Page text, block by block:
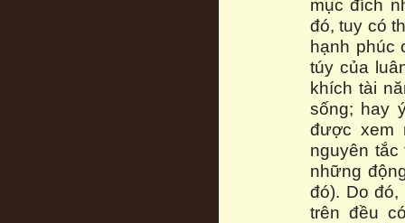
mục đích
đó, tuy có
hạnh phúc
túy của
khích tài
sống; hay
được xem
nguyên
những
đó). Do
trên đều